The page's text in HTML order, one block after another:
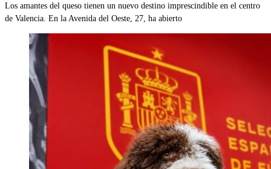
Los amantes del queso tienen un nuevo destino imprescindible en el centro
de Valencia. En la Avenida del Oeste, 27, ha abierto